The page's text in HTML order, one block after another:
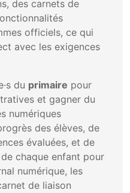
des carnets de
officiels, ce qui
avec les exigences
du primaire pour
et gagner du
numériques
des élèves, de
évaluées, et de
chaque enfant pour
numérique, les
de liaison